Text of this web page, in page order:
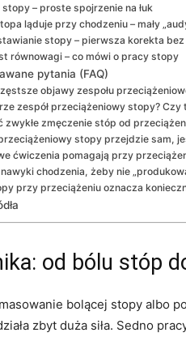
– proste spojrzenie na łuk
ląduje przy chodzeniu – mały
stopy – pierwsza korekta
równowagi – co mówi o pracy stopy
pytania (FAQ)
objawy zespołu
zespół przeciążeniowy stopy?
zwykłe zmęczenie stóp od
stopy przejdzie sam,
ćwiczenia pomagają przy
chodzenia, żeby nie
przy przeciążeniu oznacza
od bólu stóp
bolącej stopy albo
zbyt duża siła. Sedno